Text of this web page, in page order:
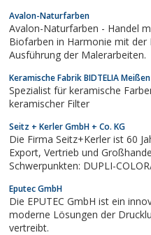
für Handwerk und Privat.NEU -
Fassadenfarben in Profi-
Avalon-Naturfarben
Avalon-Naturfarben - Handel
Biofarben in Harmonie mit der Natur, speziell Livos.
Ausführung der Malerarbeiten.
Keramische Fabrik BIDTELIA
Spezialist für keramische
keramischer Filter
Seitz + Kerler GmbH + Co. KG
Die Firma Seitz+Kerler ist 60
Export, Vertrieb und Großhandel mit folgenden Programm-
Schwerpunkten: DUPLI-
Industrieböden. SANITILE
Strahlenschutz-Produkte.
Eputec GmbH
Die EPUTEC GmbH ist ein
moderne Lösungen der
vertreibt.